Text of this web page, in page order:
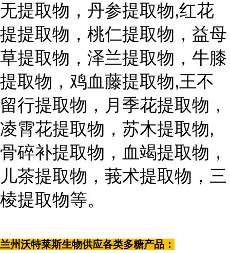
无提取物，丹参提取物,红花
提提取物，桃仁提取物，益母
草提取物，泽兰提取物，牛膝
提取物，鸡血藤提取物,王不
留行提取物，月季花提取物，
凌霄花提取物，苏木提取物,
骨碎补提取物，血竭提取物，
儿茶提取物，莪术提取物，三
棱提取物等。
兰州沃特莱斯生物供应各类多糖产品：